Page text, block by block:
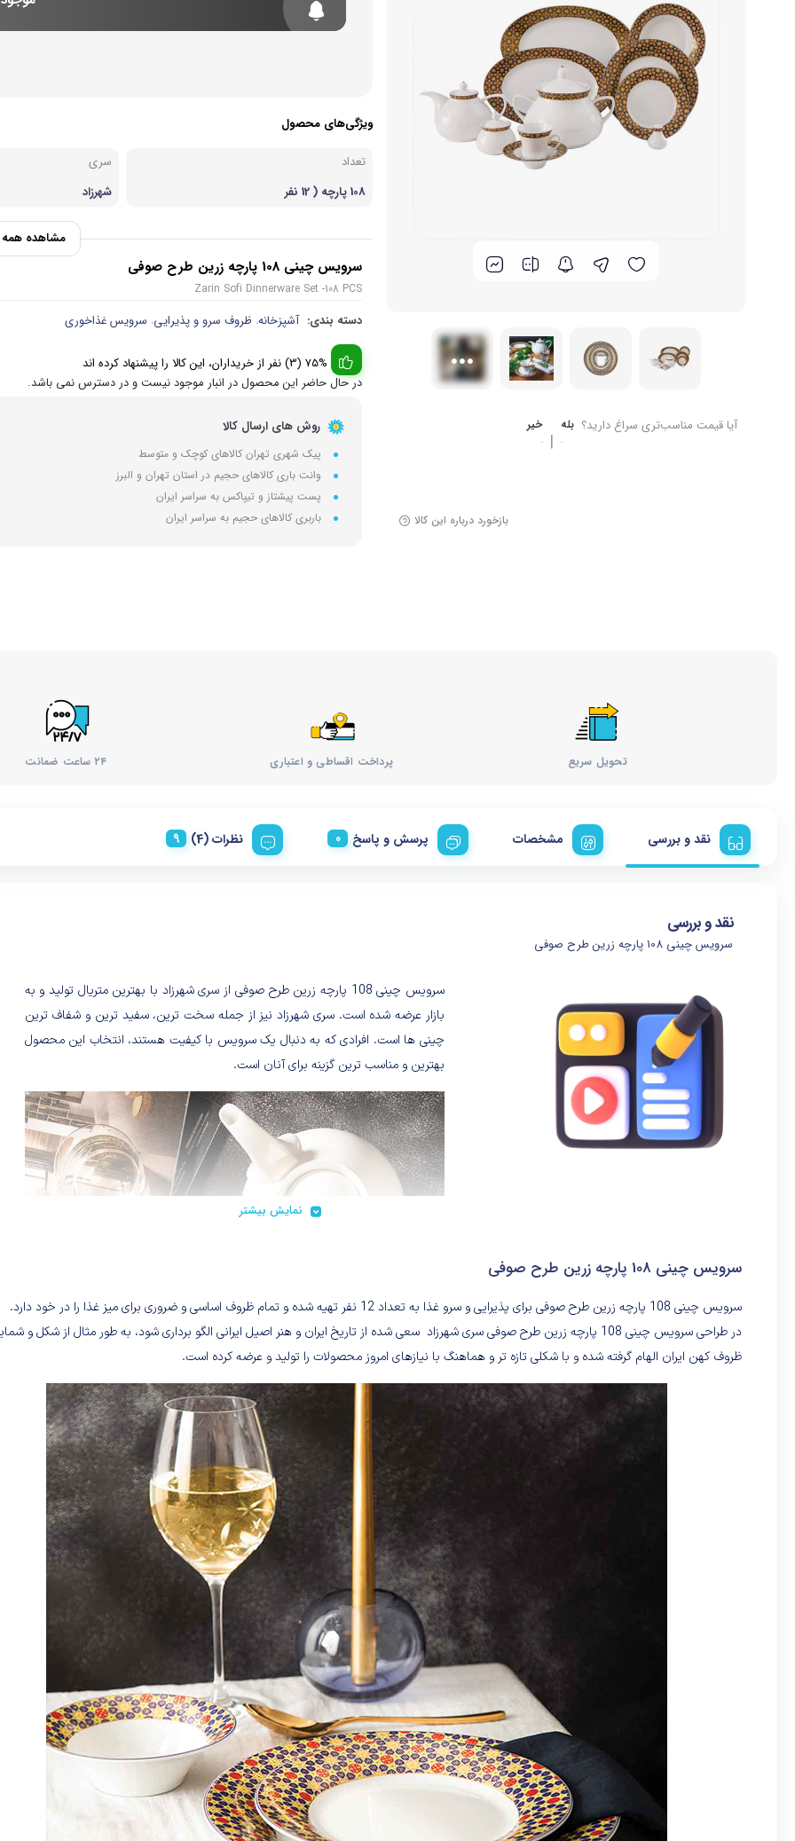
گوشت کوب برقی
لوازم پخت و پز
زودپز
اسپرسو ساز
آیا قیمت مناسب‌تری سراغ دارید؟ بله
|
خیر
بازخورد درباره این کالا
ویژگی‌های محصول
تعداد
108 پارچه ( 12 نفر
سری
شهرزاد
مشاهده همه
سرویس چینی 108 پارچه زرین طرح صوفی
Zarin Sofi Dinnerware Set -108 PCS
دسته بندی: آشپزخانه،ظروف سرو و پذیرایی، سرویس غذاخوری
75% (3) نفر از خریداران، این کالا را پیشنهاد کرده اند
در حال حاضر این محصول در انبار موجود نیست و در دسترس نمی باشد.
روش های ارسال کالا
پیک شهری تهران کالاهای کوچک و متوسط
وانت باری کالاهای حجیم در استان تهران و البرز
پست پیشتاز و تیپاکس به سراسر ایران
باربری کالاهای حجیم به سراسر ایران
تحویل سریع پرداخت اقساطی و اعتباری ۲۴ ساعت ضمانت
نقد و بررسی مشخصات پرسش و پاسخ نظرات (4)
نقد و بررسی
سرویس چینی 108 پارچه زرین طرح صوفی
سرویس چینی 108 پارچه زرین طرح صوفی از سری شهرزاد با بهترین متریال تولید و به
بازار عرضه شده است. سری شهرزاد نیز از جمله سخت ترین، سفید ترین و شفاف ترین
چینی ها است. افرادی که به دنبال یک سرویس با کیفیت هستند، انتخاب این محصول
بهترین و مناسب ترین گزینه برای آنان است.
نمایش بیشتر
سرویس چینی 108 پارچه زرین طرح صوفی
سرویس چینی 108 پارچه زرین طرح صوفی برای پذیرایی و سرو غذا به تعداد 12 نفر تهیه شده و تمام ظروف اساسی و ضروری برای میز غذا را در خود دارد.
در طراحی سرویس چینی 108 پارچه زرین طرح صوفی سری شهرزاد سعی شده از تاریخ ایران و هنر اصیل ایرانی الگو برداری شود، به طور مثال از شکل و
ظروف کهن ایران الهام گرفته شده و با شکلی تازه تر و هماهنگ با نیازهای امروز محصولات را تولید و عرضه کرده است.